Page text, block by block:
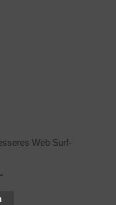
Web Surf-